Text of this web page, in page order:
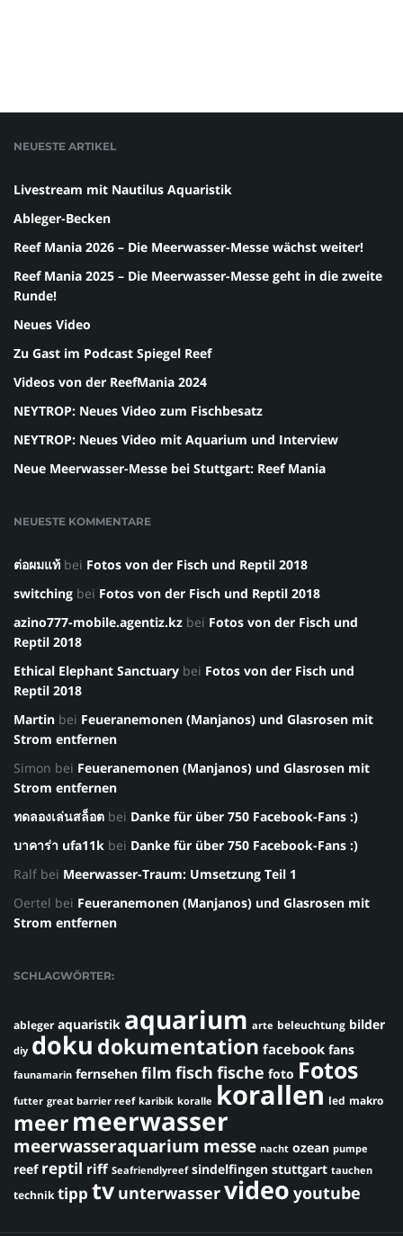
NEUESTE ARTIKEL
Livestream mit Nautilus Aquaristik
Ableger-Becken
Reef Mania 2026 – Die Meerwasser-Messe wächst weiter!
Reef Mania 2025 – Die Meerwasser-Messe geht in die zweite
Runde!
Neues Video
Zu Gast im Podcast Spiegel Reef
Videos von der ReefMania 2024
NEYTROP: Neues Video zum Fischbesatz
NEYTROP: Neues Video mit Aquarium und Interview
Neue Meerwasser-Messe bei Stuttgart: Reef Mania
NEUESTE KOMMENTARE
ต่อผมแท้ bei Fotos von der Fisch und Reptil 2018
switching bei Fotos von der Fisch und Reptil 2018
azino777-mobile.agentiz.kz bei Fotos von der Fisch und
Reptil 2018
Ethical Elephant Sanctuary bei Fotos von der Fisch und
Reptil 2018
Martin bei Feueranemonen (Manjanos) und Glasrosen mit
Strom entfernen
Simon bei Feueranemonen (Manjanos) und Glasrosen mit
Strom entfernen
ทดลองเล่นสล็อต bei Danke für über 750 Facebook-Fans :)
บาคาร่า ufa11k bei Danke für über 750 Facebook-Fans :)
Ralf bei Meerwasser-Traum: Umsetzung Teil 1
Oertel bei Feueranemonen (Manjanos) und Glasrosen mit
Strom entfernen
SCHLAGWÖRTER:
ableger aquaristik aquarium arte beleuchtung bilder
diy doku dokumentation facebook fans
faunamarin fernsehen film fisch fische foto Fotos
futter great barrier reef karibik koralle korallen led makro
meermeerwasser
meerwasseraquarium messe nacht ozean pumpe
reef reptil riff Seafriendlyreef sindelfingen stuttgart tauchen
technik tipp tv unterwasservideo youtube